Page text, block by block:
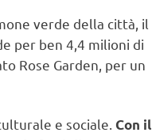
verde della città, il
per ben 4,4 milioni di
Rose Garden, per un
e sociale. Con il